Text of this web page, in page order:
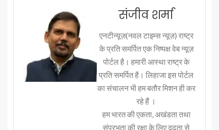
संजीव शर्मा
एनटीन्यूज़(नवल टाइम्स न्यूज़) राष्ट्र
के प्रति समर्पित एक निष्पक्ष वेब न्यूज़
पोर्टल है। हमारी आस्था राष्ट्र के
प्रति समर्पित है। लिहाजा इस पोर्टल
का संचालन भी हम बतौर मिशन ही कर
रहे हैं ।
हम भारत की एकता, अखंडता तथा
संप्रभुता की रक्षा के लिए दृढ़ता से